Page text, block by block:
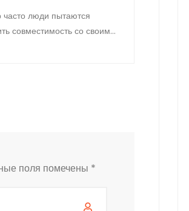
часто люди пытаются
совместимость со своим
поля помечены *